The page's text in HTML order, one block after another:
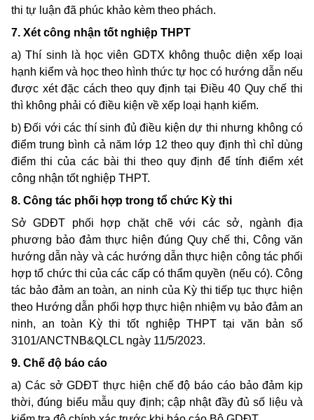
thi tự luận đã phúc khảo kèm theo phách.
7. Xét công nhận tốt nghiệp THPT
a) Thí sinh là học viên GDTX không thuộc diện xếp loại
hạnh kiểm và học theo hình thức tự học có hướng dẫn nếu
được xét đặc cách theo quy định tại Điều 40 Quy chế thi
thì không phải có điều kiện về xếp loại hạnh kiểm.
b) Đối với các thí sinh đủ điều kiện dự thi nhưng không có
điểm trung bình cả năm lớp 12 theo quy định thì chỉ dùng
điểm thi của các bài thi theo quy định để tính điểm xét
công nhận tốt nghiệp THPT.
8. Công tác phối hợp trong tổ chức Kỳ thi
Sở GDĐT phối hợp chặt chẽ với các sở, ngành địa
phương bảo đảm thực hiện đúng Quy chế thi, Công văn
hướng dẫn này và các hướng dẫn thực hiện công tác phối
hợp tổ chức thi của các cấp có thẩm quyền (nếu có). Công
tác bảo đảm an toàn, an ninh của Kỳ thi tiếp tục thực hiện
theo Hướng dẫn phối hợp thực hiện nhiệm vụ bảo đảm an
ninh, an toàn Kỳ thi tốt nghiệp THPT tại văn bản số
3101/ANCTNB&QLCL ngày 11/5/2023.
9. Chế độ báo cáo
a) Các sở GDĐT thực hiện chế độ báo cáo bảo đảm kịp
thời, đúng biểu mẫu quy định; cập nhật đầy đủ số liệu và